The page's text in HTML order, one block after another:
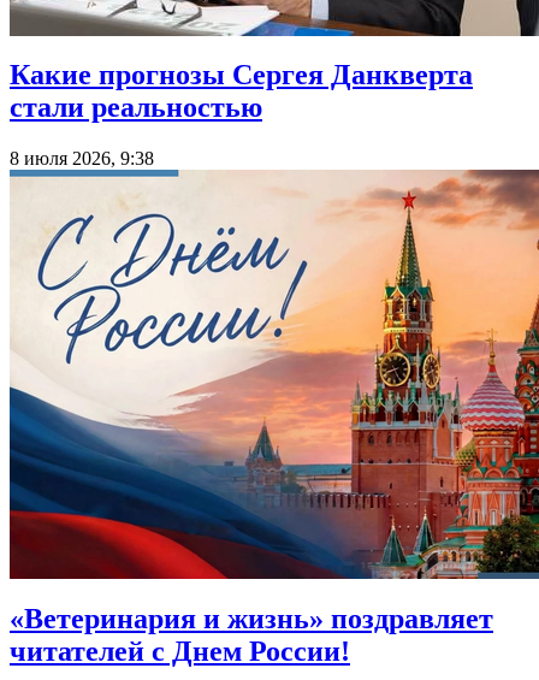
Какие прогнозы Сергея Данкверта
стали реальностью
8 июля 2026, 9:38
«Ветеринария и жизнь» поздравляет
читателей с Днем России!